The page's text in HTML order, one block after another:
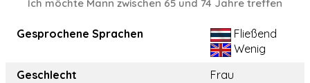
Ich möchte Mann zwischen 65 und 74 Jahre treffen
Gesprochene Sprachen
Fließend
Wenig
Geschlecht
Frau